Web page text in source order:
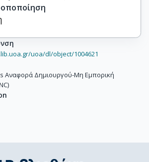
uoa/dl/object/1004621
Αναφορά Δημιουργού-Μη Εμπορική